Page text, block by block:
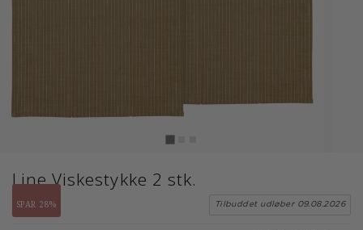
Line Viskestykke 2 stk.
SPAR 28% Tilbuddet udløber 09.08.2026